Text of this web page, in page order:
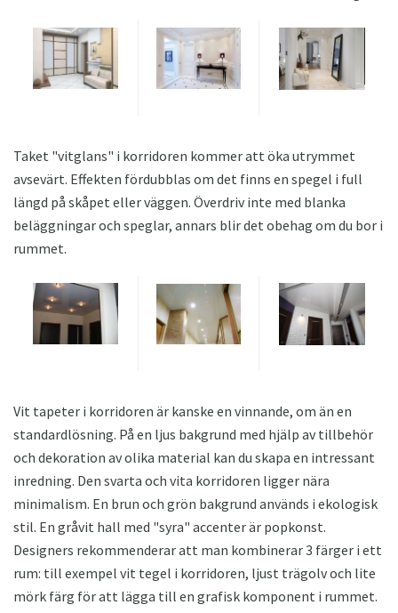
Taket "vitglans" i korridoren kommer att öka utrymmet
avsevärt. Effekten fördubblas om det finns en spegel i full
längd på skåpet eller väggen. Överdriv inte med blanka
beläggningar och speglar, annars blir det obehag om du bor i
rummet.
Vit tapeter i korridoren är kanske en vinnande, om än en
standardlösning. På en ljus bakgrund med hjälp av tillbehör
och dekoration av olika material kan du skapa en intressant
inredning. Den svarta och vita korridoren ligger nära
minimalism. En brun och grön bakgrund används i ekologisk
stil. En gråvit hall med "syra" accenter är popkonst.
Designers rekommenderar att man kombinerar 3 färger i ett
rum: till exempel vit tegel i korridoren, ljust trägolv och lite
mörk färg för att lägga till en grafisk komponent i rummet.